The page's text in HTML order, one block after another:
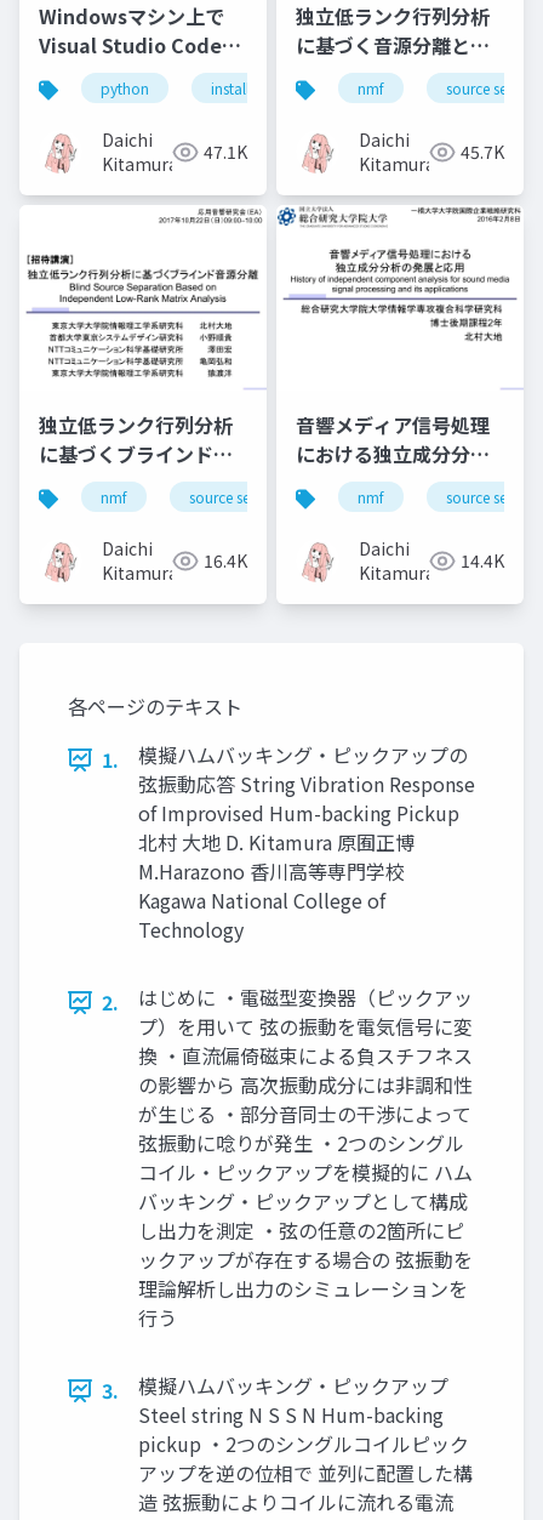
Windowsマシン上で
Visual Studio Codeと
pipenvを使って
Pythonの仮想実行環境
を構築する方法
（Jupyter notebook
も）
python install jupyter visual studio code
Daichi
Kitamura
47.1K
独立低ランク行列分析
に基づく音源分離とそ
の発展（Audio source
separation based on
independent low-
rank matrix analysis
and its extensions）
nmf source
Daichi
Kitamura
45.7K
独立低ランク行列分析
に基づくブラインド音
源分離（Blind source
separation based on
independent low-
rank matrix
analysis）
nmf source separation music bss
Daichi
Kitamura
16.4K
音響メディア信号処理
における独立成分分析
の発展と応用, History
of independent
component analysis
for sound media
signal processing
nmf source
Daichi
Kitamura
14.4K
各ページのテキスト
1.
模擬ハムバッキング・ピックアップの
弦振動応答 String Vibration Response
of Improvised Hum-backing Pickup
北村 大地 D. Kitamura 原囿正博
M.Harazono 香川高等専門学校
Kagawa National College of
Technology
2.
はじめに ・電磁型変換器（ピックアッ
プ）を用いて 弦の振動を電気信号に変
換 ・直流偏倚磁束による負スチフネス
の影響から 高次振動成分には非調和性
が生じる ・部分音同士の干渉によって
弦振動に唸りが発生 ・2つのシングル
コイル・ピックアップを模擬的に ハム
バッキング・ピックアップとして構成
し出力を測定 ・弦の任意の2箇所にピ
ックアップが存在する場合の 弦振動を
理論解析し出力のシミュレーションを
行う
3.
模擬ハムバッキング・ピックアップ
Steel string N S S N Hum-backing
pickup ・2つのシングルコイルピック
アップを逆の位相で 並列に配置した構
造 弦振動によりコイルに流れる電流